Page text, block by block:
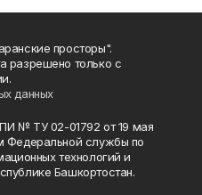
просторы".
разрешено только с
данных
№ ТУ 02-01792 от 19 мая
Федеральной службы по
технологий и
Башкортостан.